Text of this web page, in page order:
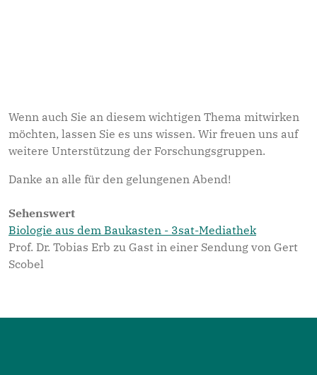
Alle Bilder ansehen
Wenn auch Sie an diesem wichtigen Thema mitwirken
möchten, lassen Sie es uns wissen. Wir freuen uns auf
weitere Unterstützung der Forschungsgruppen.
Danke an alle für den gelungenen Abend!
Sehenswert
Biologie aus dem Baukasten - 3sat-Mediathek
Prof. Dr. Tobias Erb zu Gast in einer Sendung von Gert
Scobel